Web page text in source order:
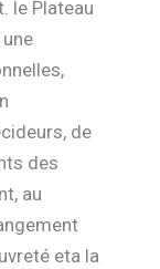
le Plateau
de
des
au
eta la